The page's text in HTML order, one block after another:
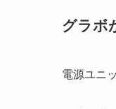
グラボ
電源ユニ